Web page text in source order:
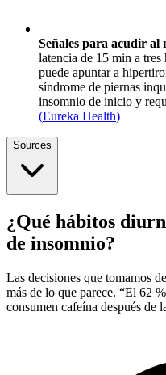
Señales para acudir al
latencia de 15 min a tres
puede apuntar a
síndrome de piernas
insomnio de inicio y
(Eureka Health)
Sources
¿Qué hábitos
de insomnio?
Las decisiones que tomamos
más de lo que parece. “El 62
consumen cafeína después de